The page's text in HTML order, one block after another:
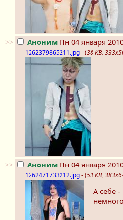
>> Аноним Пн 04 января
1262379865211.jpg- (38 KB,
>> Аноним Пн 04 января
1262471733212.jpg- (53 KB,
А себе